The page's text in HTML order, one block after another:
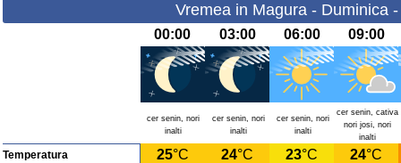
Vremea in Magura - Duminica
00:00 03:00 06:00 09:00
cer senin, nori
inalti
cer senin, nori
inalti
cer senin, nori
inalti
cer senin, cativa
nori josi, nori
inalti
Temperatura 25°C 24°C 23°C 24°C